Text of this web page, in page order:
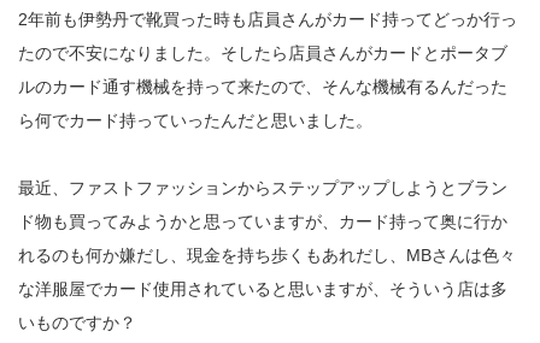
2年前も伊勢丹で靴買った時も店員さんがカード持ってどっか行っ
たので不安になりました。そしたら店員さんがカードとポータブ
ルのカード通す機械を持って来たので、そんな機械有るんだった
ら何でカード持っていったんだと思いました。
最近、ファストファッションからステップアップしようとブラン
ド物も買ってみようかと思っていますが、カード持って奥に行か
れるのも何か嫌だし、現金を持ち歩くもあれだし、MBさんは色々
な洋服屋でカード使用されていると思いますが、そういう店は多
いものですか？